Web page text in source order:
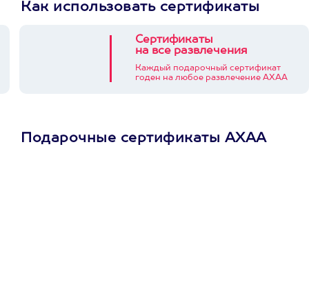
Как использовать сертификаты
Сертификаты
на все развлечения
Каждый подарочный сертификат
годен на любое развлечение АХАА
Подарочные сертификаты АХАА